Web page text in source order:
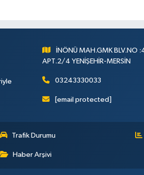
İNÖNÜ MAH.GMK BLV.NO
APT.2/4 YENİŞEHİR-MERSİN
03243330033
[email protected]
Trafik Durumu
Haber Arşivi